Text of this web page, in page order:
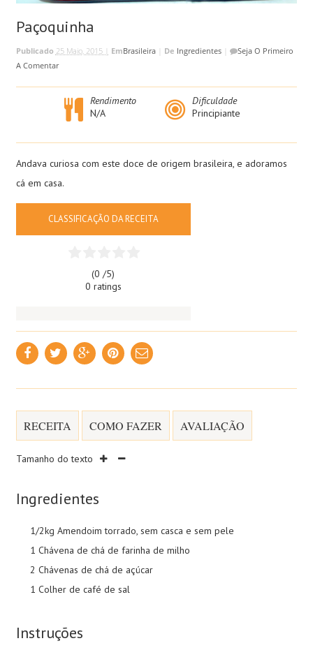
Paçoquinha
Publicado 25 Maio, 2015 | EmBrasileira| De Ingredientes|
Seja O Primeiro
A Comentar
Rendimento
N/A
Dificuldade
Principiante
Andava curiosa com este doce de origem brasileira, e adoramos
cá em casa.
CLASSIFICAÇÃO DA RECEITA
(0 /5)
0 ratings
RECEITA COMO FAZER AVALIAÇÃO
Tamanho do texto
Ingredientes
1/2kg Amendoim torrado, sem casca e sem pele
1 Chávena de chá de farinha de milho
2 Chávenas de chá de açúcar
1 Colher de café de sal
Instruções